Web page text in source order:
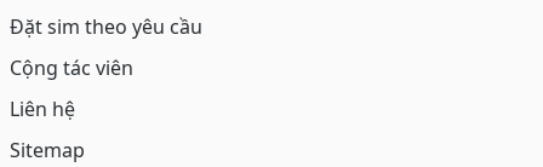
Đặt sim theo yêu cầu
Cộng tác viên
Liên hệ
Sitemap